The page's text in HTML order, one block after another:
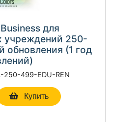
для
учреждений 250-
обновления (1 год
250-499-EDU-REN
Купить